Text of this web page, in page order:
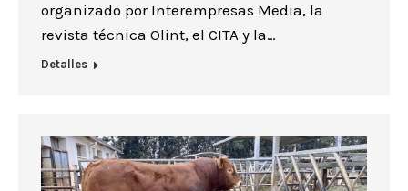
organizado por Interempresas Media, la
revista técnica Olint, el CITA y la…
Detalles